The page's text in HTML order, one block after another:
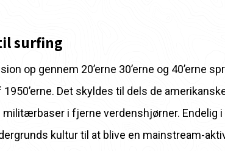
surfing
op gennem 20’erne 30’erne og 40’erne
Det skyldes til dels de
i fjerne verdenshjørner. Endelig i
kultur til at blive en mainstream-